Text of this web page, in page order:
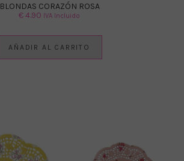
BLONDAS CORAZÓN ROSA
€4.90 IVA Incluido
AÑADIR AL CARRITO